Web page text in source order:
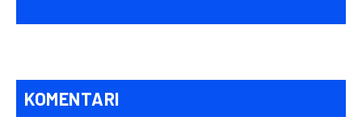
KOMENTARI